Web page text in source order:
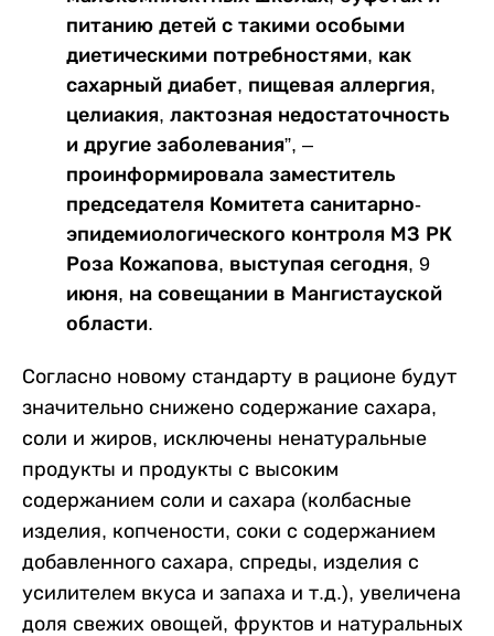
питанию детей с такими особыми
диетическими потребностями, как
сахарный диабет, пищевая аллергия,
целиакия, лактозная недостаточность
и другие заболевания”, –
проинформировала заместитель
председателя Комитета санитарно-
эпидемиологического контроля МЗ РК
Роза Кожапова, выступая сегодня, 9
июня, на совещании в Мангистауской
области.
Согласно новому стандарту в рационе будут
значительно снижено содержание сахара,
соли и жиров, исключены ненатуральные
продукты и продукты с высоким
содержанием соли и сахара (колбасные
изделия, копчености, соки с содержанием
добавленного сахара, спреды, изделия с
усилителем вкуса и запаха и т.д.), увеличена
доля свежих овощей, фруктов и натуральных